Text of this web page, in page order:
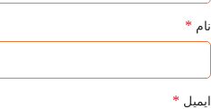
نام *
ایمیل *